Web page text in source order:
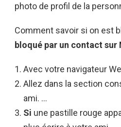
photo de profil de la
Comment savoir si on est
bloqué par un contact sur
Avec votre navigateur
Allez dans la section
ami. …
Si une pastille rouge